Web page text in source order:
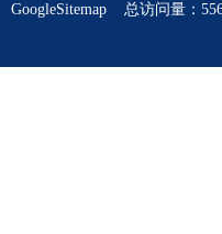
GoogleSitemap 总访问量：